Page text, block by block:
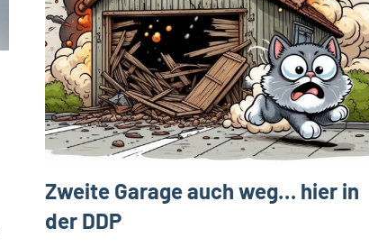
Zweite Garage auch weg… hier in
der DDP